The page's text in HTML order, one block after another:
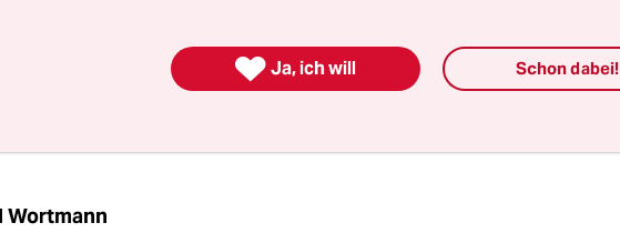
Kalkül. In den Chefetagen der Digitalwirtschaft
heute kaum jemand mehr, dass beim Klimaschutz
Wortmann
 Ja, ich will Schon dabei!